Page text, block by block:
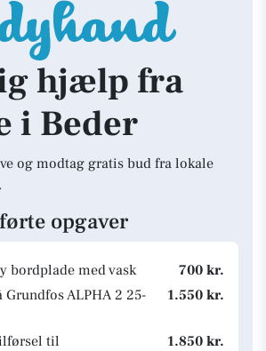
hjælp fra
i Beder
og modtag gratis bud fra lokale
opgaver
bordplade med vask
700 kr.
ALPHA 2 25-
1.550 kr.
til
1.850 kr.